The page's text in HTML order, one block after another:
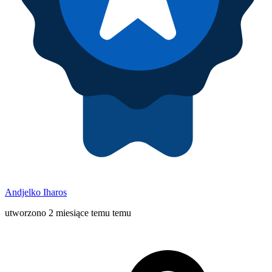
Andjelko Iharos
utworzono 2 miesiące temu temu